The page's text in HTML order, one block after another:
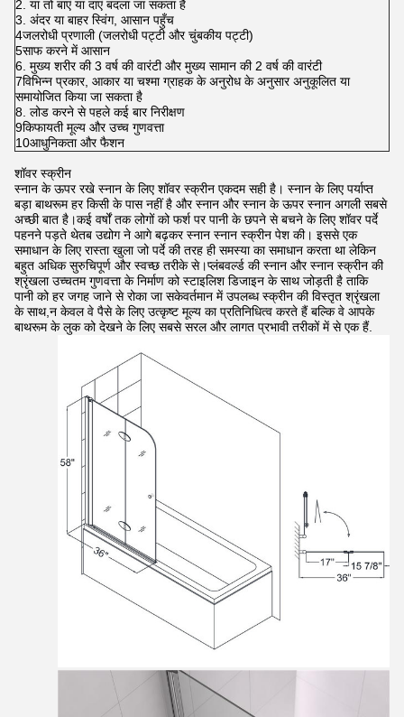
2. या तो बाएं या दाएं बदला जा सकता है
3. अंदर या बाहर स्विंग, आसान पहुँच
4जलरोधी प्रणाली (जलरोधी पट्टी और चुंबकीय पट्टी)
5साफ करने में आसान
6. मुख्य शरीर की 3 वर्ष की वारंटी और मुख्य सामान की 2 वर्ष की वारंटी
7विभिन्न प्रकार, आकार या चश्मा ग्राहक के अनुरोध के अनुसार अनुकूलित या
समायोजित किया जा सकता है
8. लोड करने से पहले कई बार निरीक्षण
9किफायती मूल्य और उच्च गुणवत्ता
10आधुनिकता और फैशन
शॉवर स्क्रीन
स्नान के ऊपर रखे स्नान के लिए शॉवर स्क्रीन एकदम सही है। स्नान के लिए पर्याप्त
बड़ा बाथरूम हर किसी के पास नहीं है और स्नान और स्नान के ऊपर स्नान अगली सबसे
अच्छी बात है।कई वर्षों तक लोगों को फर्श पर पानी के छपने से बचने के लिए शॉवर पर्दे
पहनने पड़ते थेतब उद्योग ने आगे बढ़कर स्नान स्नान स्क्रीन पेश की। इससे एक
समाधान के लिए रास्ता खुला जो पर्दे की तरह ही समस्या का समाधान करता था लेकिन
बहुत अधिक सुरुचिपूर्ण और स्वच्छ तरीके से।प्लंबवर्ल्ड की स्नान और स्नान स्क्रीन की
श्रृंखला उच्चतम गुणवत्ता के निर्माण को स्टाइलिश डिजाइन के साथ जोड़ती है ताकि
पानी को हर जगह जाने से रोका जा सकेवर्तमान में उपलब्ध स्क्रीन की विस्तृत श्रृंखला
के साथ,न केवल वे पैसे के लिए उत्कृष्ट मूल्य का प्रतिनिधित्व करते हैं बल्कि वे आपके
बाथरूम के लुक को देखने के लिए सबसे सरल और लागत प्रभावी तरीकों में से एक हैं.